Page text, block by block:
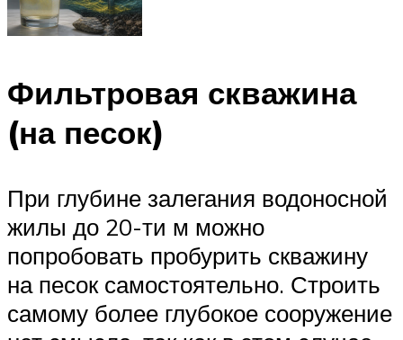
Фильтровая скважина
(на песок)
При глубине залегания водоносной
жилы до 20-ти м можно
попробовать пробурить скважину
на песок самостоятельно. Строить
самому более глубокое сооружение